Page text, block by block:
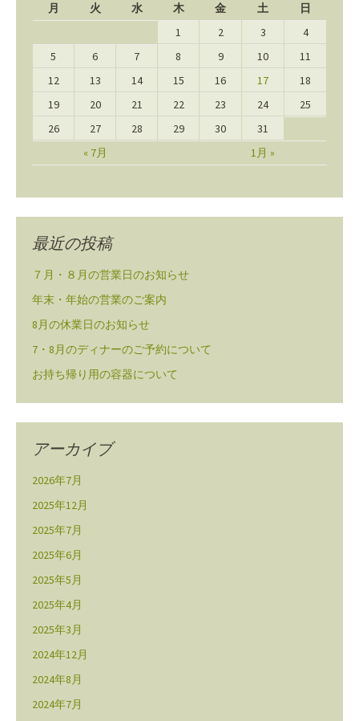
月
火 水 木 金 土 日
« 7月 1月 »
1 2 3
4
5
6 7 8 9 10
11
12
13 14 15 16 17
18
19
20 21 22 23 24
25
26
27 28 29 30 31
最近の投稿
７月・８月の営業日のお知らせ
年末・年始の営業のご案内
8月の休業日のお知らせ
7・8月のディナーのご予約について
お持ち帰り用の容器について
アーカイブ
2026年7月
2025年12月
2025年7月
2025年6月
2025年5月
2025年4月
2025年3月
2024年12月
2024年8月
2024年7月